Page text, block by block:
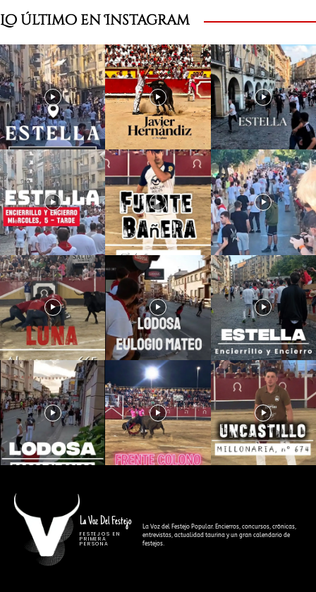
Lo último en Instagram
La Voz Del Festejo
FESTEJOS EN
PRIMERA
PERSONA
La Voz del Festejo Popular. Encierros, concursos, crónicas,
entrevistas, actualidad taurina y un gran calendario de
festejos.